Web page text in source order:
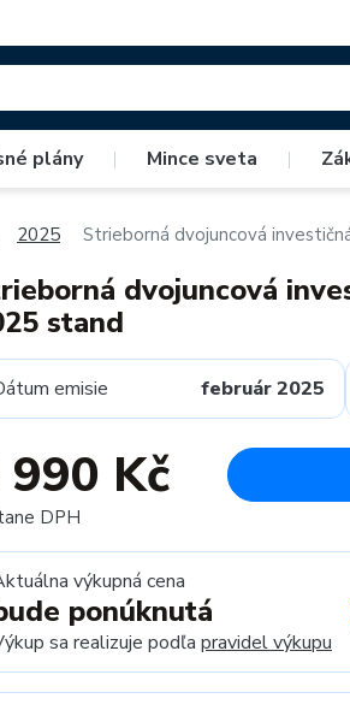
plány | Mince sveta |
2025 Strieborná dvojuncová
dvojuncová
stand
emisie február 2025
990 Kč
DPH
výkupná cena
ponúknutá
sa realizuje podľa pravidel výkupu